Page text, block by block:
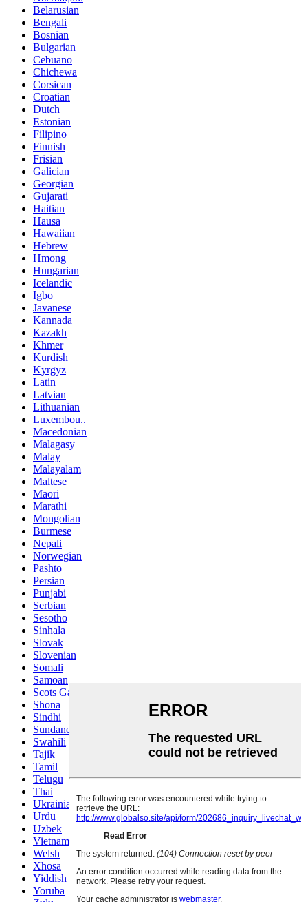
Belarusian
Bengali
Bosnian
Bulgarian
Cebuano
Chichewa
Corsican
Croatian
Dutch
Estonian
Filipino
Finnish
Frisian
Galician
Georgian
Gujarati
Haitian
Hausa
Hawaiian
Hebrew
Hmong
Hungarian
Icelandic
Igbo
Javanese
Kannada
Kazakh
Khmer
Kurdish
Kyrgyz
Latin
Latvian
Lithuanian
Luxembou..
Macedonian
Malagasy
Malay
Malayalam
Maltese
Maori
Marathi
Mongolian
Burmese
Nepali
Norwegian
Pashto
Persian
Punjabi
Serbian
Sesotho
Sinhala
Slovak
Slovenian
Somali
Samoan
Scots Gaelic
Shona
Sindhi
Sundanese
Swahili
Tajik
Tamil
Telugu
Thai
Ukrainian
Urdu
Uzbek
Vietnamese
Welsh
Xhosa
Yiddish
Yoruba